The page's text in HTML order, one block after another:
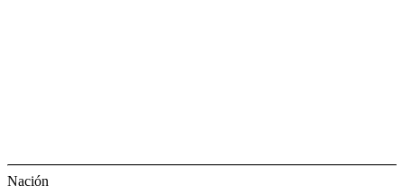
Nación